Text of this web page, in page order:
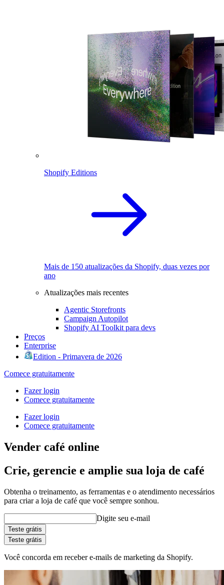
Shopify Editions
Mais de 150 atualizações da Shopify, duas vezes por
ano
Atualizações mais recentes
Agentic Storefronts
Campaign Autopilot
Shopify AI Toolkit para devs
Preços
Enterprise
Edition - Primavera de 2026
Comece gratuitamente
Fazer login
Comece gratuitamente
Fazer login
Comece gratuitamente
Vender café online
Crie, gerencie e amplie sua loja de café
Obtenha o treinamento, as ferramentas e o atendimento necessários
para criar a loja de café que você sempre sonhou.
Digite seu e-mail
Teste grátis
Teste grátis
Você concorda em receber e-mails de marketing da Shopify.